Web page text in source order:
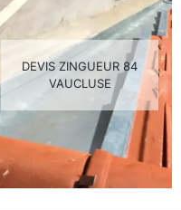
DEVIS ZINGUEUR 84
VAUCLUSE